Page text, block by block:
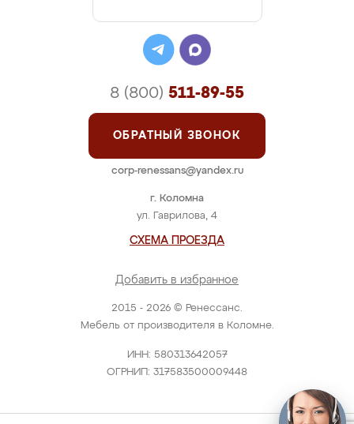
2015 - 2026 © Ренессанс.
Мебель от производителя в Коломне.
ИНН: 580313642057
ОГРНИП: 317583500009448
г. Коломна
ул. Гаврилова, 4
СХЕМА ПРОЕЗДА
Добавить в избранное
8 (800) 511-89-55
ОБРАТНЫЙ ЗВОНОК
corp-renessans@yandex.ru